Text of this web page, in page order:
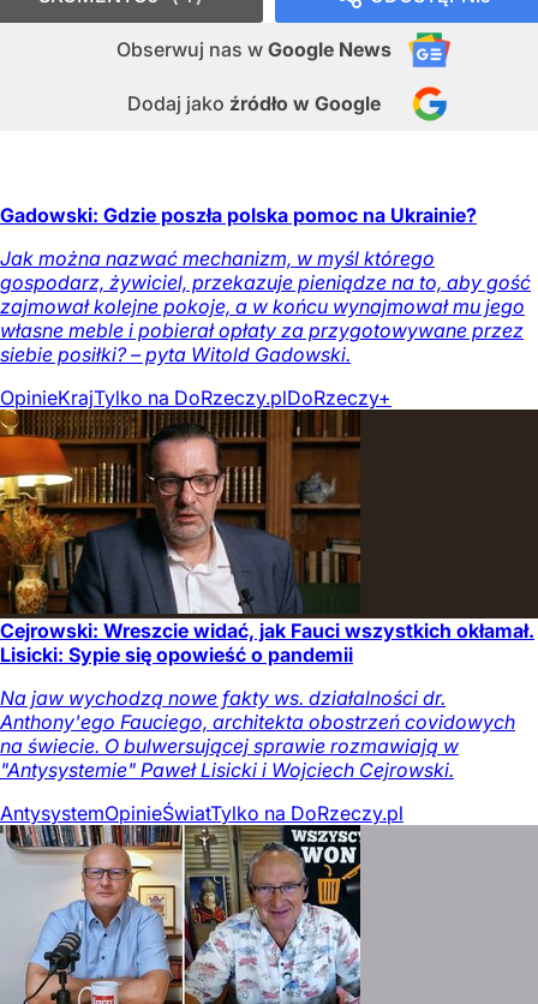
Obserwuj nas w Google News
Dodaj jako źródło w Google
Gadowski: Gdzie poszła polska pomoc na Ukrainie?
Jak można nazwać mechanizm, w myśl którego
gospodarz, żywiciel, przekazuje pieniądze na to, aby gość
zajmował kolejne pokoje, a w końcu wynajmował mu jego
własne meble i pobierał opłaty za przygotowywane przez
siebie posiłki? – pyta Witold Gadowski.
OpinieKrajTylko na DoRzeczy.plDoRzeczy+
Cejrowski: Wreszcie widać, jak Fauci wszystkich okłamał.
Lisicki: Sypie się opowieść o pandemii
Na jaw wychodzą nowe fakty ws. działalności dr.
Anthony'ego Fauciego, architekta obostrzeń covidowych
na świecie. O bulwersującej sprawie rozmawiają w
"Antysystemie" Paweł Lisicki i Wojciech Cejrowski.
AntysystemOpinieŚwiatTylko na DoRzeczy.pl